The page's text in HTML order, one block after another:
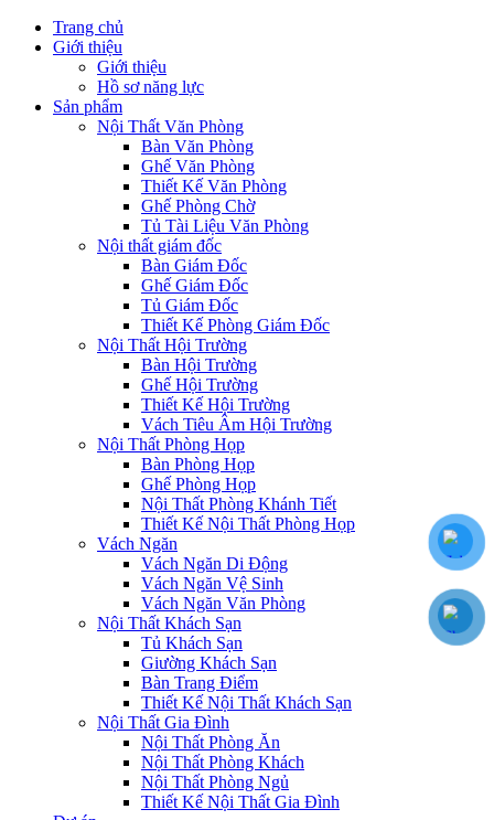
Trang chủ
Giới thiệu
Giới thiệu
Hồ sơ năng lực
Sản phẩm
Nội Thất Văn Phòng
Bàn Văn Phòng
Ghế Văn Phòng
Thiết Kế Văn Phòng
Ghế Phòng Chờ
Tủ Tài Liệu Văn Phòng
Nội thất giám đốc
Bàn Giám Đốc
Ghế Giám Đốc
Tủ Giám Đốc
Thiết Kế Phòng Giám Đốc
Nội Thất Hội Trường
Bàn Hội Trường
Ghế Hội Trường
Thiết Kế Hội Trường
Vách Tiêu Âm Hội Trường
Nội Thất Phòng Họp
Bàn Phòng Họp
Ghế Phòng Họp
Nội Thất Phòng Khánh Tiết
Thiết Kế Nội Thất Phòng Họp
Vách Ngăn
Vách Ngăn Di Động
Vách Ngăn Vệ Sinh
Vách Ngăn Văn Phòng
Nội Thất Khách Sạn
Tủ Khách Sạn
Giường Khách Sạn
Bàn Trang Điểm
Thiết Kế Nội Thất Khách Sạn
Nội Thất Gia Đình
Nội Thất Phòng Ăn
Nội Thất Phòng Khách
Nội Thất Phòng Ngủ
Thiết Kế Nội Thất Gia Đình